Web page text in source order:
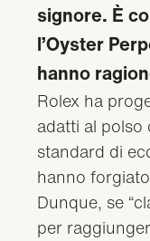
signore. È
l’Oyster
hanno
Rolex ha
adatti al
standard di
hanno
Dunque, se
per